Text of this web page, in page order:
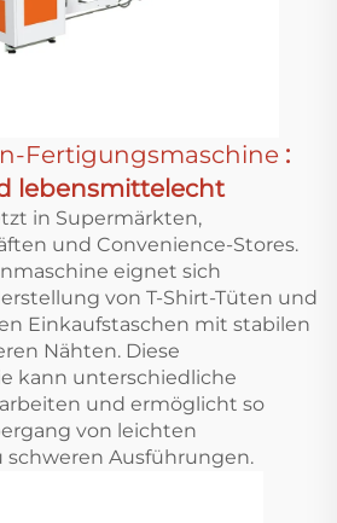
Fertigungsmaschine :
lebensmittelecht
in Supermärkten,
und Convenience-Stores.
eignet sich
von T-Shirt-Tüten und
Einkaufstaschen mit stabilen
Nähten. Diese
kann unterschiedliche
und ermöglicht so
von leichten
schweren Ausführungen.